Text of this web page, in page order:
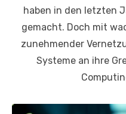
haben in den letzten
gemacht. Doch mit
zunehmender
Systeme an ihre